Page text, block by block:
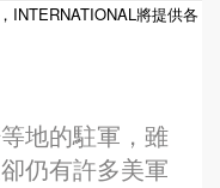
INTERNATIONAL將提供各
地的駐軍，雖
仍有許多美軍